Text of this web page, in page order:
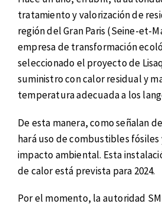
tratamiento y valorización de
región del Gran Paris (Seine-et-
empresa de transformación
seleccionado el proyecto de
suministro con calor residual y
temperatura adecuada a los
De esta manera, como señalan
hará uso de combustibles fósiles
impacto ambiental. Esta
de calor está prevista para 2024.
Por el momento, la autoridad